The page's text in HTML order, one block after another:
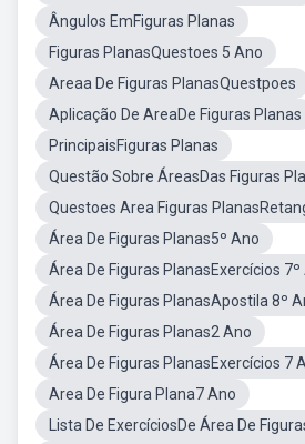
Ângulos EmFiguras Planas
Figuras PlanasQuestoes 5 Ano
Areaa De Figuras PlanasQuestpoes
Aplicação De AreaDe Figuras Planas
PrincipaisFiguras Planas
Questão Sobre ÁreasDas Figuras
Questoes Area Figuras
Área De Figuras Planas5º Ano
Área De Figuras PlanasExercícios 7º
Área De Figuras PlanasApostila 8º
Área De Figuras Planas2 Ano
Área De Figuras PlanasExercícios 7
Area De Figura Plana7 Ano
Lista De ExercíciosDe Área De